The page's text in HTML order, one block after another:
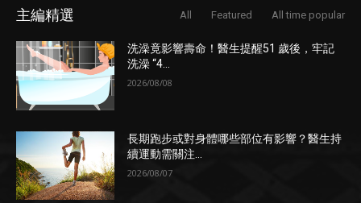
主編精選 All Featured All time popular
洗澡竟影響壽命！醫生提醒51 歲後，牢記
洗澡 “4...
2026/08/08
長期跑步或對身體哪些部位有影響？醫生持
續運動需關注...
2026/08/07